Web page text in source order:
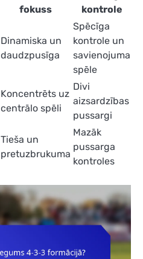
fokuss
kontrole
Dinamiska un
daudzpusīga
Spēcīga
kontrole un
savienojuma
spēle
Koncentrēts uz
centrālo spēli
Divi
aizsardzības
pussargi
Tieša un
pretuzbrukuma
Mazāk
pussarga
kontroles